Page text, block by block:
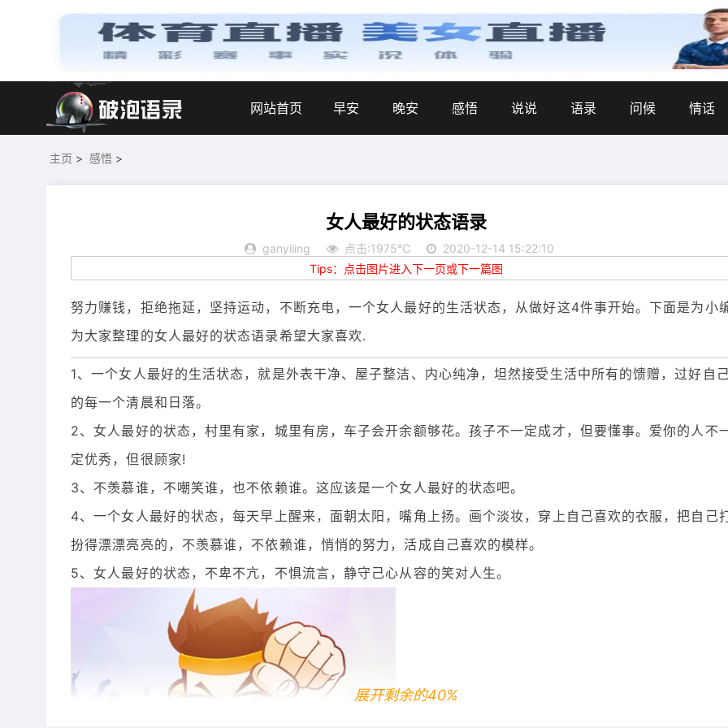
网站首页 早安 晚安 感悟 说说 语录 问候 情话
主页 > 感悟 >
女人最好的状态语录
ganyiling 点击:1975℃
2020-12-14 15:22:10
Tips：点击图片进入下一页或下一篇图
努力赚钱，拒绝拖延，坚持运动，不断充电，一个女人最好的生活状态，从做好这4件事开始。下面是为小
为大家整理的女人最好的状态语录希望大家喜欢.
1、一个女人最好的生活状态，就是外表干净、屋子整洁、内心纯净，坦然接受生活中所有的馈赠，过好自
的每一个清晨和日落。
2、女人最好的状态，村里有家，城里有房，车子会开余额够花。孩子不一定成才，但要懂事。爱你的人不
定优秀，但很顾家!
3、不羡慕谁，不嘲笑谁，也不依赖谁。这应该是一个女人最好的状态吧。
4、一个女人最好的状态，每天早上醒来，面朝太阳，嘴角上扬。画个淡妆，穿上自己喜欢的衣服，把自己
扮得漂漂亮亮的，不羡慕谁，不依赖谁，悄悄的努力，活成自己喜欢的模样。
5、女人最好的状态，不卑不亢，不惧流言，静守己心从容的笑对人生。
展开剩余的40%